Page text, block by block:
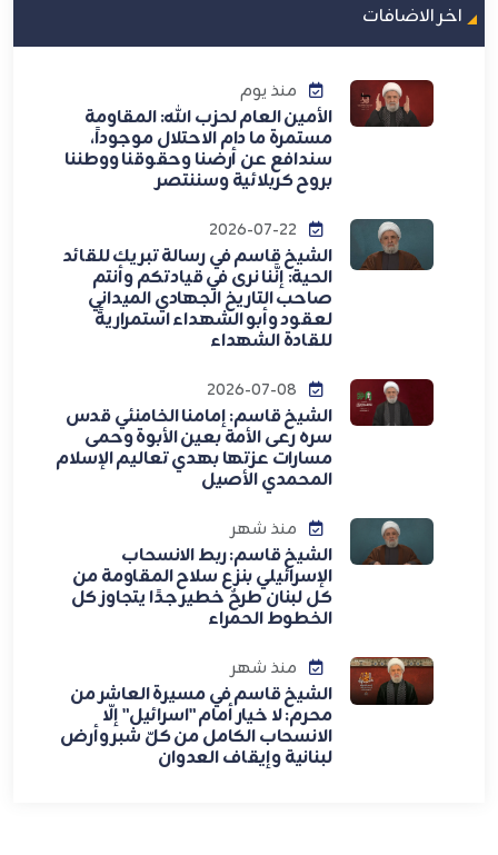
اخر الاضافات
منذ يوم
الأمين العام لحزب الله: المقاومة
مستمرة ما دام الاحتلال موجوداً،
سندافع عن أرضنا وحقوقنا ووطننا
بروح كربلائية وسننتصر
الشيخ قاسم في رسالة تبريك للقائد
الحية: إنَّنا نرى في قيادتكم وأنتم
صاحب التاريخ الجهادي الميداني
لعقود وأبو الشهداء استمراريةً
للقادة الشهداء
الشيخ قاسم: إمامنا الخامنئي قدس
سره رعى الأمة بعين الأبوة وحمى
مسارات عزتها بهدي تعاليم الإسلام
المحمدي الأصيل
منذ شهر
الشيخ قاسم: ربط الانسحاب
الإسرائيلي بنزع سلاح المقاومة من
كل لبنان طرحٌ خطير جدًا يتجاوز كل
الخطوط الحمراء
منذ شهر
الشيخ قاسم في مسيرة العاشر من
محرم: لا خيار أمام "اسرائيل" إلّا
الانسحاب الكامل من كلّ شبر وأرض
لبنانية وإيقاف العدوان